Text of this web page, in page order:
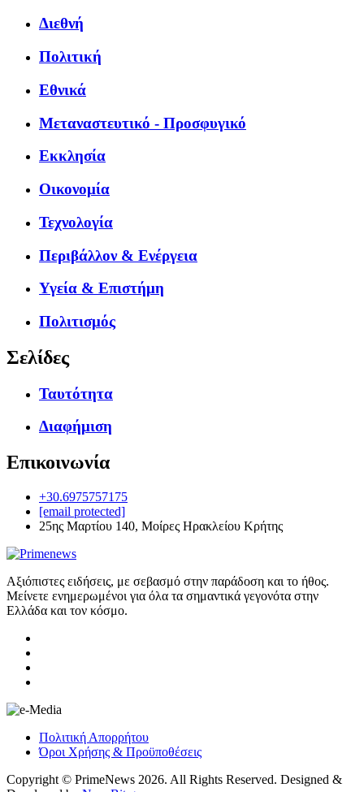
Διεθνή
Πολιτική
Εθνικά
Μεταναστευτικό - Προσφυγικό
Εκκλησία
Οικονομία
Τεχνολογία
Περιβάλλον & Ενέργεια
Υγεία & Επιστήμη
Πολιτισμός
Σελίδες
Ταυτότητα
Διαφήμιση
Επικοινωνία
+30.6975757175
[email protected]
25ης Μαρτίου 140, Μοίρες Ηρακλείου Κρήτης
Αξιόπιστες ειδήσεις, με σεβασμό στην παράδοση και το ήθος.
Μείνετε ενημερωμένοι για όλα τα σημαντικά γεγονότα στην
Ελλάδα και τον κόσμο.
Πολιτική Απορρήτου
Όροι Χρήσης & Προϋποθέσεις
Copyright © PrimeNews 2026. All Rights Reserved. Designed &